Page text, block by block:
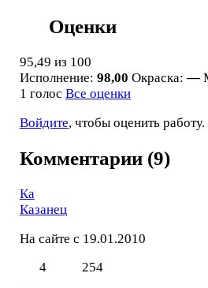
Оценки
95,49 из 100
Исполнение: 98,00 Окраска:—
1 голос Все оценки
Войдите, чтобы оценить работу.
Комментарии (9)
Ка
Казанец
На сайте с 19.01.2010
4
254